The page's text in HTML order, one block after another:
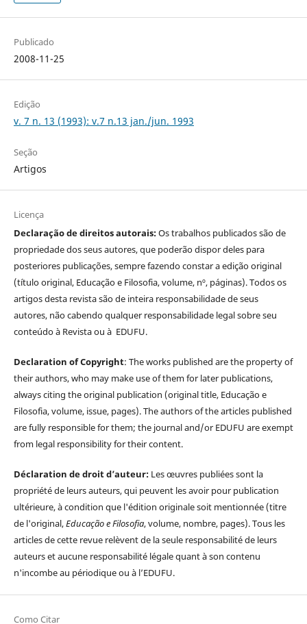
Publicado
2008-11-25
Edição
v. 7 n. 13 (1993): v.7 n.13 jan./jun. 1993
Seção
Artigos
Licença
Declaração de direitos autorais:Os trabalhos publicados são de
propriedade dos seus autores, que poderão dispor deles para
posteriores publicações, sempre fazendo constar a edição original
(título original, Educação e Filosofia, volume, nº, páginas). Todos os
artigos desta revista são de inteira responsabilidade de seus
autores, não cabendo qualquer responsabilidade legal sobre seu
conteúdo à Revista ou à EDUFU.
Declaration of Copyright: The works published are the property of
their authors, who may make use of them for later publications,
always citing the original publication (original title, Educação e
Filosofia, volume, issue, pages). The authors of the articles published
are fully responsible for them; the journal and/or EDUFU are exempt
from legal responsibility for their content.
Déclaration de droit d’auteur: Les œuvres publiées sont la
propriété de leurs auteurs, qui peuvent les avoir pour publication
ultérieure, à condition que l'édition originale soit mentionnée (titre
de l'original,Educação e Filosofia, volume, nombre, pages). Tous les
articles de cette revue relèvent de la seule responsabilité de leurs
auteurs et aucune responsabilité légale quant à son contenu
n'incombe au périodique ou à l’EDUFU.
Como Citar